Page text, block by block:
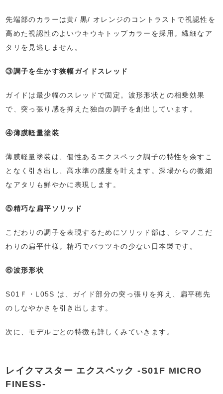
先端部のカラーは黄/ 黒/ オレンジのコントラストで視認性を
高めた視認性のよいウキウキトップカラーを採用。繊細なア
タリを見逃しません。
③調子を生かす狭幅ガイドスレッド
ガイドは最少幅のスレッドで固定。波形形状との相乗効果
で、突っ張り感を抑えた独自の調子を創出しています。
④薄膜軽量塗装
薄膜軽量塗装は、個性あるエクスペック調子の特性を余すこ
となく引き出し、高水準の感度を叶えます。深場からの微細
なアタリも鮮やかに表現します。
⑤精巧な扁平ソリッド
こだわりの調子を表現するためにソリッド部は、シマノこだ
わりの扁平仕様。精巧でバラツキの少ない日本製です。
⑥波形形状
S01Ｆ・L05S は、ガイド部分の突っ張りを抑え、扁平穂先
のしなやかさを引き出します。
次に、モデルごとの特徴も詳しくみていきます。
レイクマスター エクスペック -S01F MICRO
FINESS-